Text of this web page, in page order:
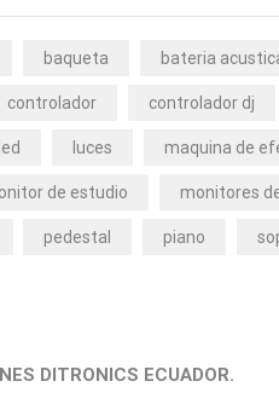
baqueta bateria
controlador controlador dj
led luces maquina de
de estudio monitores
pedestal piano
DITRONICS ECUADOR.